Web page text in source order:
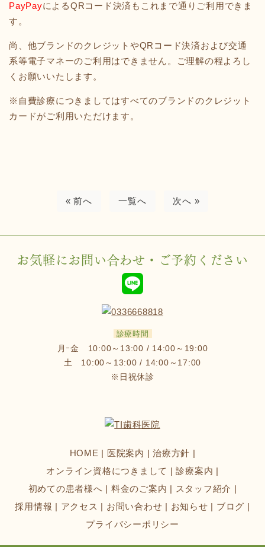
PayPayによるQRコード決済もこれまで通りご利用できま
す。
尚、他ブランドのクレジットやQRコード決済および交通
系等電子マネーのご利用はできません。ご理解の程よろし
くお願いいたします。
※自費診療につきましてはすべてのブランドのクレジット
カードがご利用いただけます。
« 前へ 一覧へ 次へ »
お気軽にお問い合わせ・ご予約ください
診療時間
月ｰ金 10:00～13:00 / 14:00～19:00
土 10:00～13:00 / 14:00～17:00
※日祝休診
HOME 医院案内
治療方針
オンライン資格につきまして
診療案内
初めての患者様へ
料金のご案内
スタッフ紹介
採用情報
アクセス お問い合わせ お知らせ
ブログ
プライバシーポリシー